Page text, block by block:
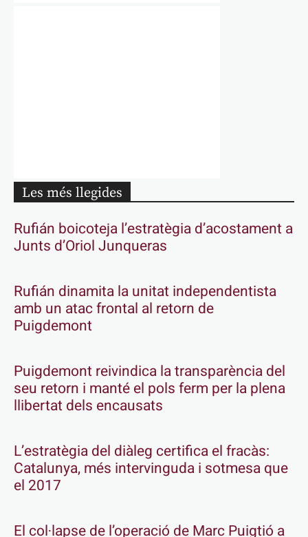
Les més llegides
Rufián boicoteja l’estratègia d’acostament a
Junts d’Oriol Junqueras
Rufián dinamita la unitat independentista
amb un atac frontal al retorn de
Puigdemont
Puigdemont reivindica la transparència del
seu retorn i manté el pols ferm per la plena
llibertat dels encausats
L’estratègia del diàleg certifica el fracàs:
Catalunya, més intervinguda i sotmesa que
el 2017
El col·lapse de l’operació de Marc Puigtió a